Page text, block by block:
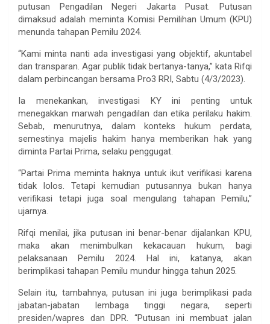
putusan Pengadilan Negeri Jakarta Pusat. Putusan
dimaksud adalah meminta Komisi Pemilihan Umum (KPU)
menunda tahapan Pemilu 2024.
“Kami minta nanti ada investigasi yang objektif, akuntabel
dan transparan. Agar publik tidak bertanya-tanya,” kata Rifqi
dalam perbincangan bersama Pro3 RRI, Sabtu (4/3/2023).
Ia menekankan, investigasi KY ini penting untuk
menegakkan marwah pengadilan dan etika perilaku hakim.
Sebab, menurutnya, dalam konteks hukum perdata,
semestinya majelis hakim hanya memberikan hak yang
diminta Partai Prima, selaku penggugat.
“Partai Prima meminta haknya untuk ikut verifikasi karena
tidak lolos. Tetapi kemudian putusannya bukan hanya
verifikasi tetapi juga soal mengulang tahapan Pemilu,”
ujarnya.
Rifqi menilai, jika putusan ini benar-benar dijalankan KPU,
maka akan menimbulkan kekacauan hukum, bagi
pelaksanaan Pemilu 2024. Hal ini, katanya, akan
berimplikasi tahapan Pemilu mundur hingga tahun 2025.
Selain itu, tambahnya, putusan ini juga berimplikasi pada
jabatan-jabatan lembaga tinggi negara, seperti
presiden/wapres dan DPR. “Putusan ini membuat jalan